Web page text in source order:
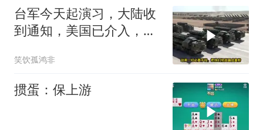
台军今天起演习，大陆收
到通知，美国已介入，日
笑饮孤鸿非
掼蛋：保上游